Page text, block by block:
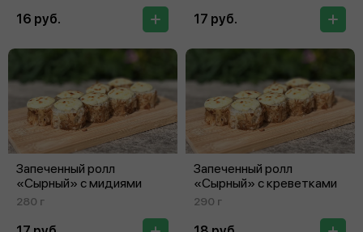
16 руб. 17 руб.
Запеченный ролл
«Сырный» с мидиями
280 г
Запеченный ролл
«Сырный» с креветками
290 г